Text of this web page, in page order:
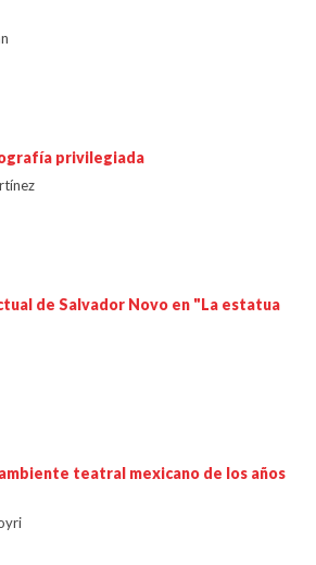
privilegiada
de Salvador Novo en "La estatua
teatral mexicano de los años